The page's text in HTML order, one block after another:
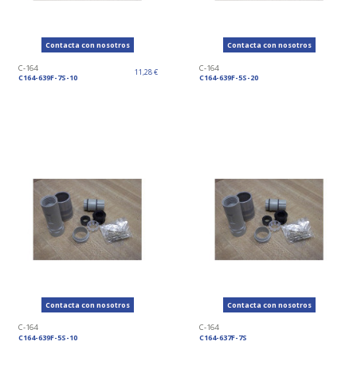
Contacta con nosotros
C-164
C164-639F-7S-10
11,28 €
Contacta con nosotros
C-164
C164-639F-5S-20
Contacta con nosotros
C-164
C164-639F-5S-10
Contacta con nosotros
C-164
C164-637F-7S